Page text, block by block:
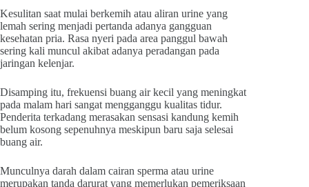
Kesulitan saat mulai berkemih atau aliran urine yang
lemah sering menjadi pertanda adanya gangguan
kesehatan pria. Rasa nyeri pada area panggul bawah
sering kali muncul akibat adanya peradangan pada
jaringan kelenjar.
Disamping itu, frekuensi buang air kecil yang meningkat
pada malam hari sangat mengganggu kualitas tidur.
Penderita terkadang merasakan sensasi kandung kemih
belum kosong sepenuhnya meskipun baru saja selesai
buang air.
Munculnya darah dalam cairan sperma atau urine
merupakan tanda darurat yang memerlukan pemeriksaan